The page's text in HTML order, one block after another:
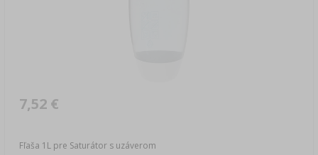
Fľaša 1L pre Saturátor s uzáverom
7,52 €